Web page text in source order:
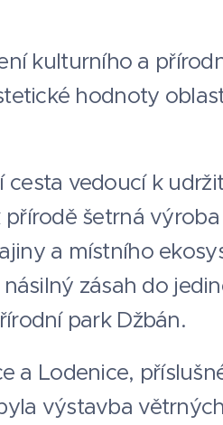
kulturního a
hodnoty
vedoucí k
šetrná
a místního
zásah do
park Džbán.
a Lodenice,
výstavba